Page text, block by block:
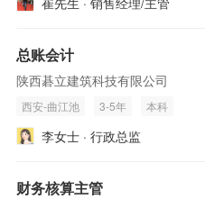
总账会计
陕西碁立建筑科技有限公司
西安-曲江池 3-5年 本科
李女士 · 行政总监
财务核算主管